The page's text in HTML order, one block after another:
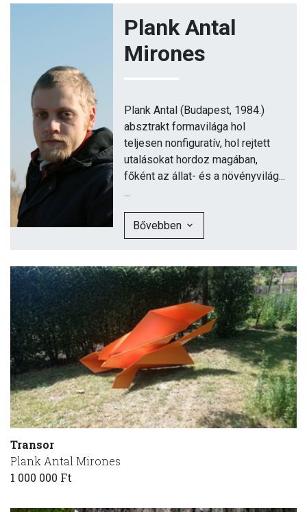
Plank Antal
Mirones
Plank Antal (Budapest, 1984.)
absztrakt formavilága hol
teljesen nonfiguratív, hol rejtett
utalásokat hordoz magában,
főként az állat- és a növényvilág...
...
Bővebben
Transor
Plank Antal Mirones
1 000 000 Ft